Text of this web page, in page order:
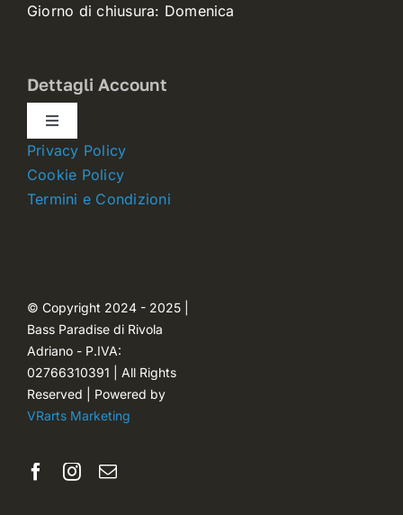
Giorno di chiusura: Domenica
Dettagli Account
Toggle
Navigation
Dettagli account
Password dimenticata
Privacy Policy
Cookie Policy
Termini e Condizioni
© Copyright 2024 - 2025 |
Bass Paradise di Rivola
Adriano - P.IVA:
02766310391 | All Rights
Reserved | Powered by
VRarts Marketing